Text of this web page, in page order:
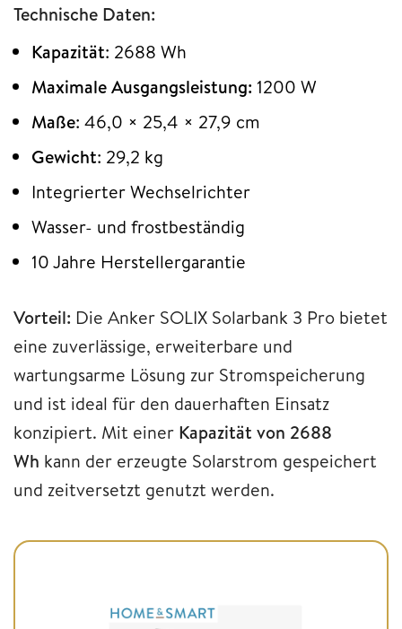
Technische Daten:
Kapazität: 2688 Wh
Maximale Ausgangsleistung: 1200 W
Maße: 46,0 × 25,4 × 27,9 cm
Gewicht: 29,2 kg
Integrierter Wechselrichter
Wasser- und frostbeständig
10 Jahre Herstellergarantie
Vorteil: Die Anker SOLIX Solarbank 3 Pro bietet
eine zuverlässige, erweiterbare und
wartungsarme Lösung zur Stromspeicherung
und ist ideal für den dauerhaften Einsatz
konzipiert. Mit einer Kapazität von 2688
Wh kann der erzeugte Solarstrom gespeichert
und zeitversetzt genutzt werden.